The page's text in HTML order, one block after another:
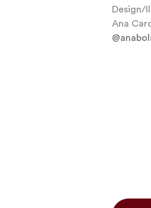
Design/
Ana